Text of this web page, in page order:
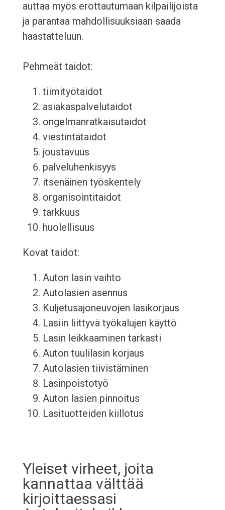
auttaa myös erottautumaan kilpailijoista
ja parantaa mahdollisuuksiaan saada
haastatteluun.
Pehmeät taidot:
tiimityötaidot
asiakaspalvelutaidot
ongelmanratkaisutaidot
viestintätaidot
joustavuus
palveluhenkisyys
itsenäinen työskentely
organisointitaidot
tarkkuus
huolellisuus
Kovat taidot:
Auton lasin vaihto
Autolasien asennus
Kuljetusajoneuvojen lasikorjaus
Lasiin liittyvä työkalujen käyttö
Lasin leikkaaminen tarkasti
Auton tuulilasin korjaus
Autolasien tiivistäminen
Lasinpoistotyö
Auton lasien pinnoitus
Lasituotteiden kiillotus
Yleiset virheet, joita
kannattaa välttää
kirjoittaessasi